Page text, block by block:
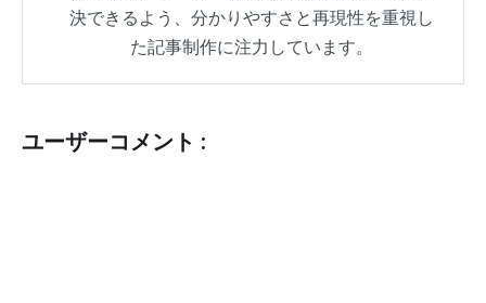
決できるよう、分かりやすさと再現性を重視し
た記事制作に注力しています。
ユーザーコメント :